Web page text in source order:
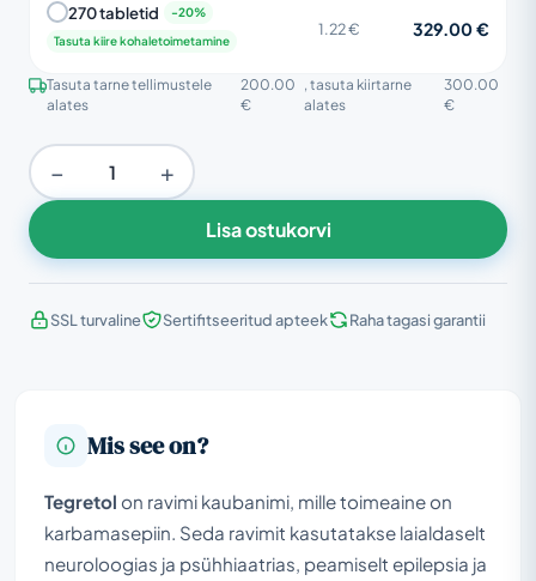
270 tabletid
Tasuta kiire kohaletoimetamine
1.22 € 329.00 €
Tasuta tarne tellimustele
alates
200.00
€
, tasuta kiirtarne
alates
300.00
€
− +
Lisa ostukorvi
SSL turvaline Sertifitseeritud apteek Raha tagasi garantii
Mis see on?
Tegretol on ravimi kaubanimi, mille toimeaine on
karbamasepiin. Seda ravimit kasutatakse laialdaselt
neuroloogias ja psühhiaatrias, peamiselt epilepsia ja